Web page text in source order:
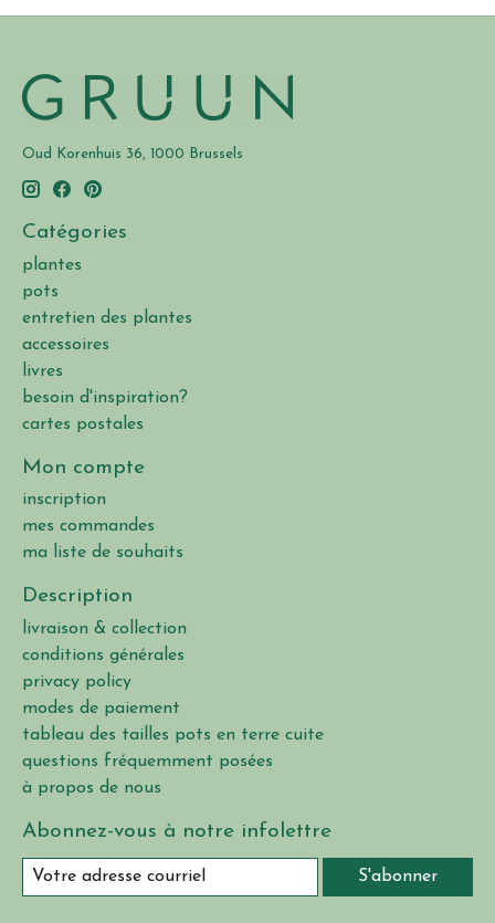
Oud Korenhuis 36, 1000 Brussels
Catégories
plantes
pots
entretien des plantes
accessoires
livres
besoin d'inspiration?
cartes postales
Mon compte
inscription
mes commandes
ma liste de souhaits
Description
livraison & collection
conditions générales
privacy policy
modes de paiement
tableau des tailles pots en terre cuite
questions fréquemment posées
à propos de nous
Abonnez-vous à notre infolettre
S'abonner